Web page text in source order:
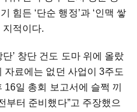
힘든 ‘단순 행정’과 ‘인맥 쌓
지적이다.
’ 창단 건도 도마 위에 올랐
자료에는 없던 사업이 3주도
일 총회 보고서에 슬쩍 끼
부터 준비했다”고 주장했으